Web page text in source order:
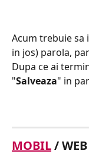
Acum trebuie sa
in jos) parola,
Dupa ce ai
"Salveaza" in
MOBIL / WEB